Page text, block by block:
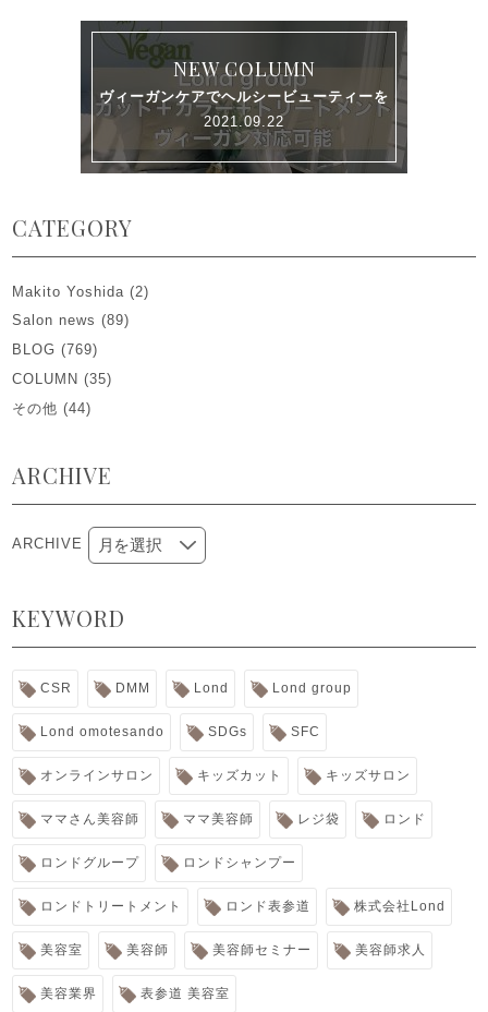
NEW COLUMN
ヴィーガンケアでヘルシービューティーを
2021.09.22
CATEGORY
Makito Yoshida (2)
Salon news (89)
BLOG (769)
COLUMN (35)
その他 (44)
ARCHIVE
ARCHIVE
KEYWORD
CSR DMM Lond Lond group
Lond omotesando SDGs SFC
オンラインサロン キッズカット キッズサロン
ママさん美容師 ママ美容師 レジ袋 ロンド
ロンドグループ ロンドシャンプー
ロンドトリートメント ロンド表参道 株式会社Lond
美容室 美容師 美容師セミナー 美容師求人
美容業界 表参道 美容室